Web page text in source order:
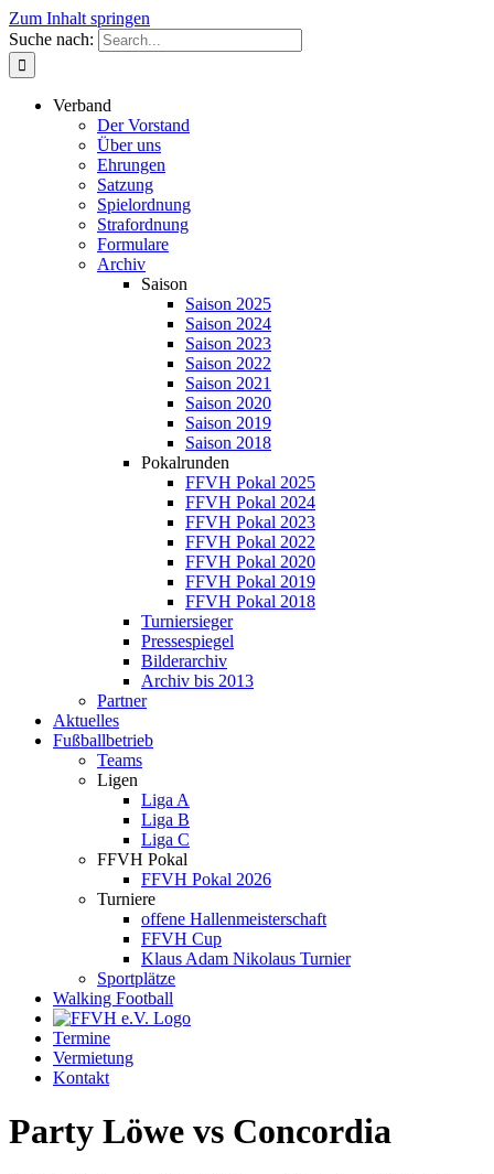
Zum Inhalt springen
Suche nach:
Verband
Der Vorstand
Über uns
Ehrungen
Satzung
Spielordnung
Strafordnung
Formulare
Archiv
Saison
Saison 2025
Saison 2024
Saison 2023
Saison 2022
Saison 2021
Saison 2020
Saison 2019
Saison 2018
Pokalrunden
FFVH Pokal 2025
FFVH Pokal 2024
FFVH Pokal 2023
FFVH Pokal 2022
FFVH Pokal 2020
FFVH Pokal 2019
FFVH Pokal 2018
Turniersieger
Pressespiegel
Bilderarchiv
Archiv bis 2013
Partner
Aktuelles
Fußballbetrieb
Teams
Ligen
Liga A
Liga B
Liga C
FFVH Pokal
FFVH Pokal 2026
Turniere
offene Hallenmeisterschaft
FFVH Cup
Klaus Adam Nikolaus Turnier
Sportplätze
Walking Football
Termine
Vermietung
Kontakt
Party Löwe vs Concordia